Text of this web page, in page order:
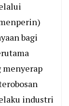
bagi
menyerap
industri